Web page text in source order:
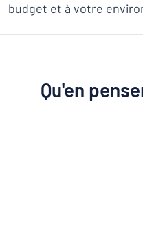
budget et à votre
Qu'en